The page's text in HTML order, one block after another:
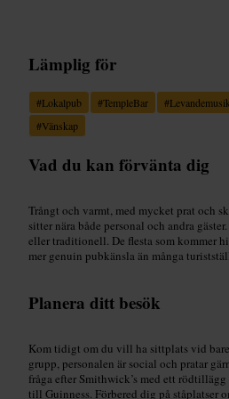
Lämplig för
#Lokalpub #TempleBar #Levandemusik
#Vänskap
Vad du kan förvänta dig
Trångt och varmt, med mycket prat och
sitter nära både personal och andra
eller traditionell. De flesta som kommer
mer genuin pubkänsla än många
Planera ditt besök
Kom tidigt om du vill ha sittplats vid
grupp, personalen är social och pratar
fråga efter Smithwick’s med ett
till Guinness. Förbered dig på ståplatser